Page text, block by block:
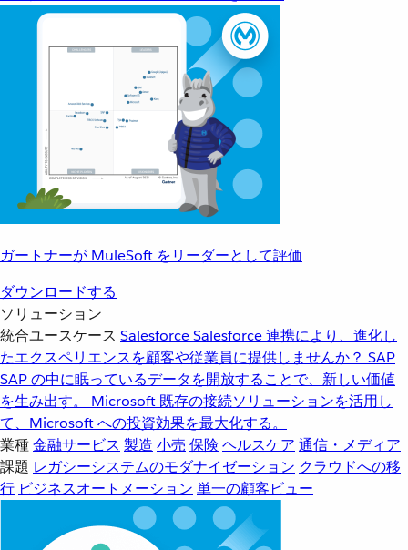
ガートナーが MuleSoft をリーダーとして評価
ダウンロードする
ソリューション
統合ユースケース SalesforceSalesforce 連携により、進化し
たエクスペリエンスを顧客や従業員に提供しませんか？ SAP
SAP の中に眠っているデータを開放することで、新しい価値
を生み出す。
Microsoft 既存の接続ソリューションを活用し
て、Microsoft への投資効果を最大化する。
業種金融サービス 製造 小売 保険 ヘルスケア 通信・メディア
課題 レガシーシステムのモダナイゼーション クラウドへの移
行 ビジネスオートメーション 単一の顧客ビュー